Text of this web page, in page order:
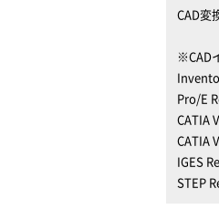
CAD変
※CAD
Pro/E
CATIA
CATIA
IGES
STEP